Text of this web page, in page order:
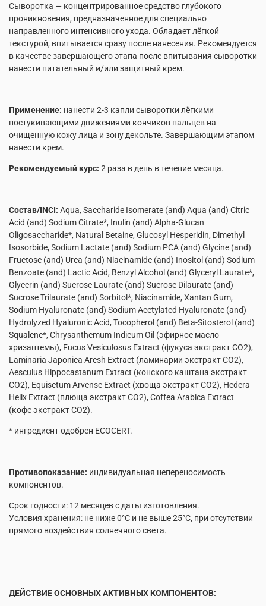
Сыворотка — концентрированное средство глубокого
проникновения, предназначенное для специально
направленного интенсивного ухода. Обладает лёгкой
текстурой, впитывается сразу после нанесения. Рекомендуется
в качестве завершающего этапа после впитывания сыворотки
нанести питательный и/или защитный крем.
Применение: нанести 2-3 капли сыворотки лёгкими
постукивающими движениями кончиков пальцев на
очищенную кожу лица и зону декольте. Завершающим этапом
нанести крем.
Рекомендуемый курс: 2 раза в день в течение месяца.
Состав/INCI: Aqua, Saccharide Isomerate (and) Aqua (and) Citric
Acid (and) Sodium Citrate*, Inulin (and) Alpha-Glucan
Oligosaccharide*, Natural Betaine, Glucosyl Hesperidin, Dimethyl
Isosorbide, Sodium Lactate (and) Sodium PCA (and) Glycine (and)
Fructose (and) Urea (and) Niacinamide (and) Inositol (and) Sodium
Benzoate (and) Lactic Acid, Benzyl Alcohol (and) Glyceryl Laurate*,
Glycerin (and) Sucrose Laurate (and) Sucrose Dilaurate (and)
Sucrose Trilaurate (and) Sorbitol*, Niacinamide, Xantan Gum,
Sodium Hyaluronate (and) Sodium Acetylated Hyaluronate (and)
Hydrolyzed Hyaluronic Acid, Tocopherol (and) Beta-Sitosterol (and)
Squalene*, Chrysanthemum Indicum Oil (эфирное масло
хризантемы), Fucus Vesiculosus Extract (фукуса экстракт СО2),
Laminaria Japonica Aresh Extract (ламинарии экстракт СО2),
Aesculus Hippocastanum Extract (конского каштана экстракт
СО2), Equisetum Arvense Extract (хвоща экстракт СО2), Hedera
Helix Extract (плюща экстракт СО2), Coffea Arabica Extract
(кофе экстракт СО2).
* ингредиент одобрен ECOCERT.
Противопоказание: индивидуальная непереносимость
компонентов.
Срок годности: 12 месяцев с даты изготовления.
Условия хранения: не ниже 0°С и не выше 25°С, при отсутствии
прямого воздействия солнечного света.
ДЕЙСТВИЕ ОСНОВНЫХ АКТИВНЫХ КОМПОНЕНТОВ: